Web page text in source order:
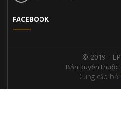
FACEBOOK
© 2019 -
Bản quyền thuộc
Cung cấp bởi